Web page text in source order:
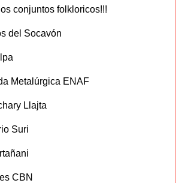
conjuntos folkloricos!!!
del Socavón
Metalúrgica ENAF
Llajta
Suri
CBN